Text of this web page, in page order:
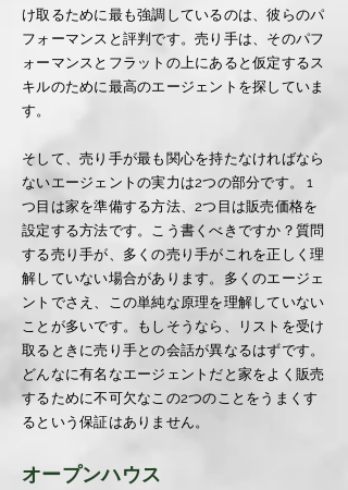
け取るために最も強調しているのは、彼らのパ
フォーマンスと評判です。売り手は、そのパフ
ォーマンスとフラットの上にあると仮定するス
キルのために最高のエージェントを探していま
す。
そして、売り手が最も関心を持たなければなら
ないエージェントの実力は2つの部分です。 1
つ目は家を準備する方法、2つ目は販売価格を
設定する方法です。こう書くべきですか？質問
する売り手が、多くの売り手がこれを正しく理
解していない場合があります。多くのエージェ
ントでさえ、この単純な原理を理解していない
ことが多いです。もしそうなら、リストを受け
取るときに売り手との会話が異なるはずです。
どんなに有名なエージェントだと家をよく販売
するために不可欠なこの2つのことをうまくす
るという保証はありません。
オープンハウス